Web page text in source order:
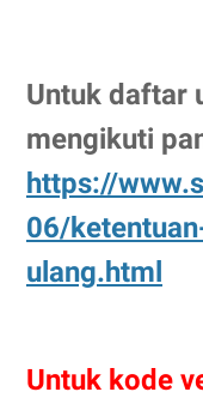
Untuk daftar
mengikuti
https://
06/
ulang.html
Untuk kode